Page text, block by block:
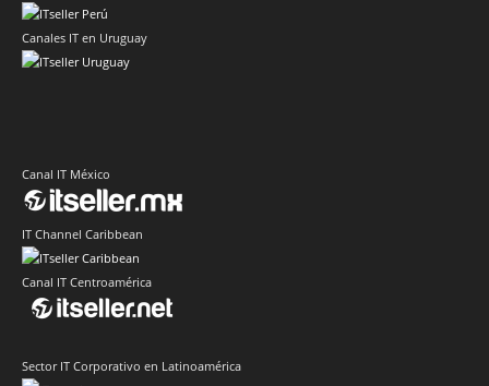
Canales IT en Uruguay
Canal IT México
IT Channel Caribbean
Canal IT Centroamérica
Sector IT Corporativo en Latinoamérica